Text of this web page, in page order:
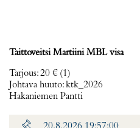
Taittoveitsi Martiini MBL visa
Tarjous:20 € (1)
Johtava huuto:ktk_2026
Hakaniemen Pantti
20.8.2026 19:57:00